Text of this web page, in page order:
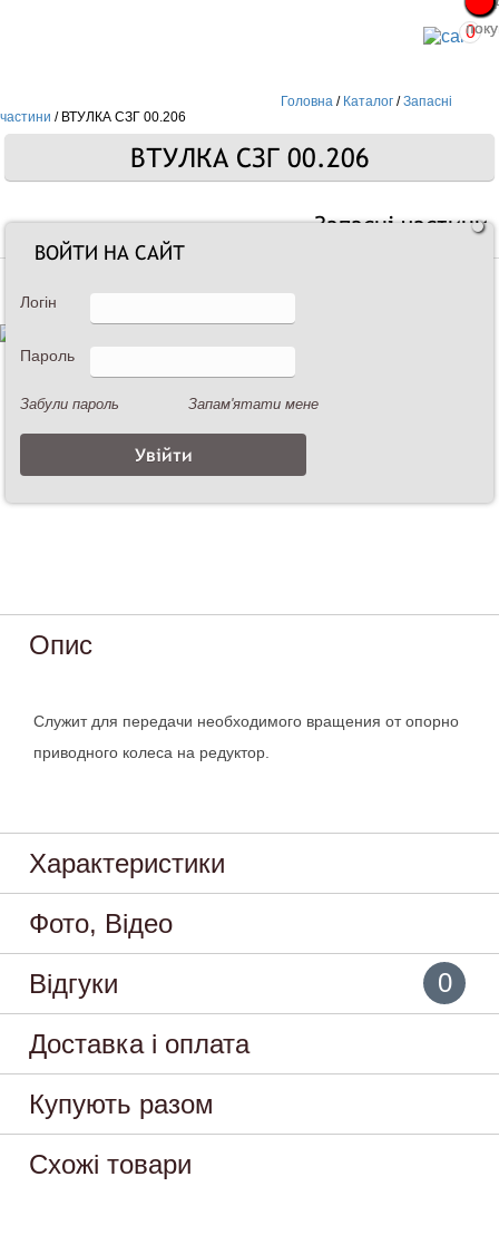
0
Головна / Каталог /Запасні
частини / ВТУЛКА СЗГ 00.206
ВТУЛКА СЗГ 00.206
Запасні частини
Опис
Служит для передачи необходимого вращения от опорно
приводного колеса на редуктор.
Характеристики
Фото, Відео
Відгуки
0
Доставка і оплата
Купують разом
Схожі товари
ВОЙТИ НА САЙТ
Логін
Пароль
Забули пароль Запам'ятати мене